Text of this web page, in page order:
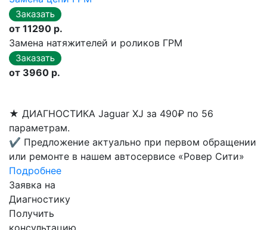
от 11290 р.
Замена натяжителей и роликов ГРМ
от 3960 р.
★ ДИАГНОСТИКА Jaguar XJ за 490₽ по 56
параметрам.
✔ Предложение актуально при первом обращении
или ремонте в нашем автосервисе «Ровер Сити»
Подробнее
Заявка на
Диагностику
Получить
консультацию